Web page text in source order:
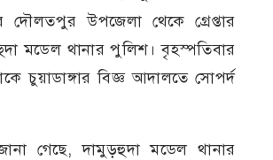
দৌলতপুর উপজেলা থেকে গ্রেপ্তার
মডেল থানার পুলিশ। বৃহস্পতিবার
চুয়াডাঙ্গার বিজ্ঞ আদালতে সোপর্দ
গেছে, দামুড়হুদা মডেল থানার